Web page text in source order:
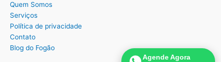
Quem Somos
Serviços
Política de privacidade
Contato
Blog do Fogão
Agende Agora